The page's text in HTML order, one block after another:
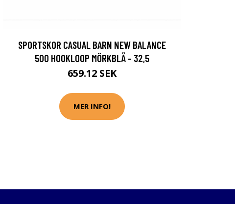
SPORTSKOR CASUAL BARN NEW BALANCE
500 HOOKLOOP MÖRKBLÅ - 32,5
659.12 SEK
MER INFO!